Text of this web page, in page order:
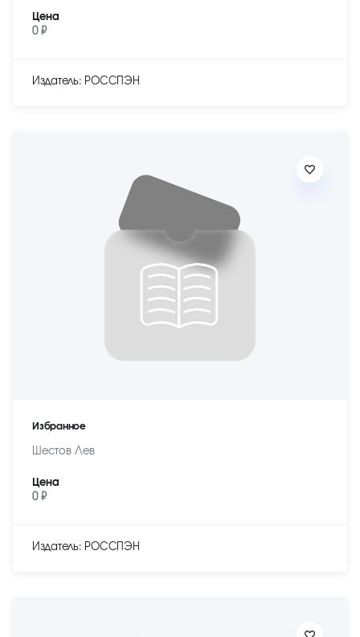
Цена
0 ₽
Издатель: РОССПЭН
Избранное
Шестов Лев
Цена
0 ₽
Издатель: РОССПЭН